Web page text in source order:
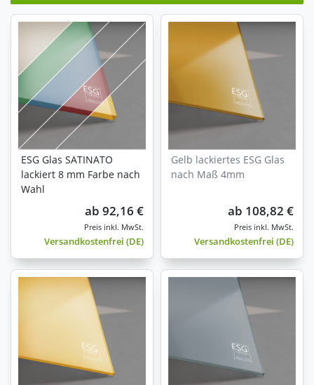
ESG Glas SATINATO
lackiert 8 mm Farbe nach
Wahl
ab 92,16 €
Versandkostenfrei (DE)
Gelb lackiertes ESG Glas
nach Maß 4mm
ab 108,82 €
Versandkostenfrei (DE)